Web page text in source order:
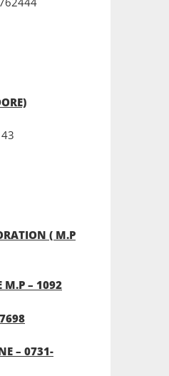
( M.P
M.P – 1092
– 0731-